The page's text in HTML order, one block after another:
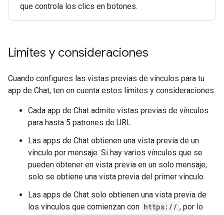
que controla los clics en botones.
Límites y consideraciones
Cuando configures las vistas previas de vínculos para tu
app de Chat, ten en cuenta estos límites y consideraciones:
Cada app de Chat admite vistas previas de vínculos
para hasta 5 patrones de URL.
Las apps de Chat obtienen una vista previa de un
vínculo por mensaje. Si hay varios vínculos que se
pueden obtener en vista previa en un solo mensaje,
solo se obtiene una vista previa del primer vínculo.
Las apps de Chat solo obtienen una vista previa de
los vínculos que comienzan con https:// , por lo